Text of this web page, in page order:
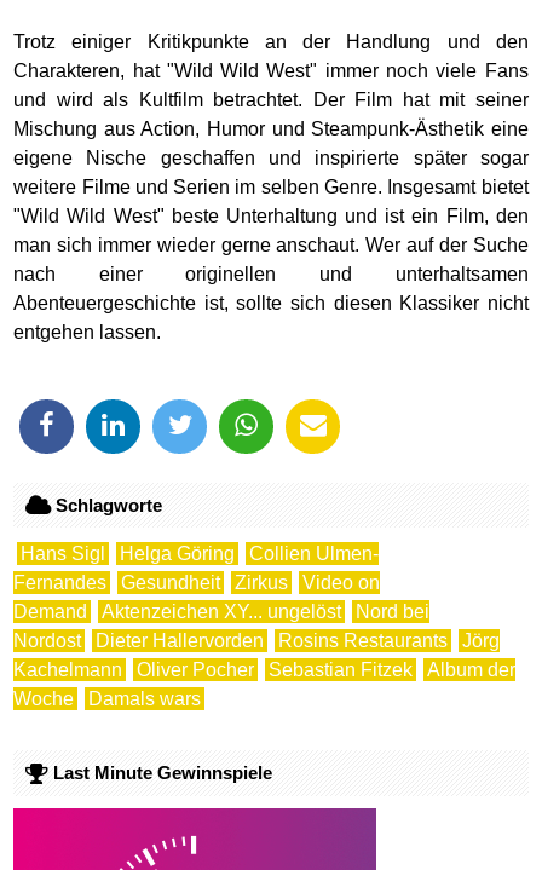
Trotz einiger Kritikpunkte an der Handlung und den
Charakteren, hat "Wild Wild West" immer noch viele Fans
und wird als Kultfilm betrachtet. Der Film hat mit seiner
Mischung aus Action, Humor und Steampunk-Ästhetik eine
eigene Nische geschaffen und inspirierte später sogar
weitere Filme und Serien im selben Genre. Insgesamt bietet
"Wild Wild West" beste Unterhaltung und ist ein Film, den
man sich immer wieder gerne anschaut. Wer auf der Suche
nach einer originellen und unterhaltsamen
Abenteuergeschichte ist, sollte sich diesen Klassiker nicht
entgehen lassen.
Schlagworte
Hans Sigl Helga Göring
Collien Ulmen-
Fernandes
Gesundheit Zirkus
Video on
Demand
Aktenzeichen XY... ungelöst
Nord bei
Nordost
Dieter Hallervorden Rosins Restaurants
Jörg
Kachelmann
Oliver Pocher Sebastian Fitzek
Album der
Woche
Damals wars
Last Minute Gewinnspiele